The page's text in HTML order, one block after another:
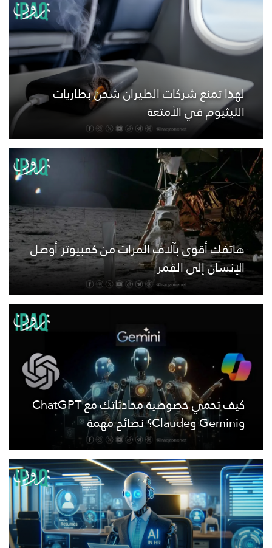
لهذا تمنع شركات الطيران شحن بطاريات
الليثيوم في الأمتعة
هاتفك أقوى بآلاف المرات من كمبيوتر أوصل
الإنسان إلى القمر
كيف تحمي خصوصية محادثاتك مع ChatGPT
وGemini وClaude؟ نصائح مهمة